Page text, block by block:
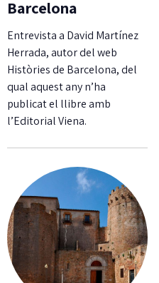
Barcelona
Entrevista a David Martínez
Herrada, autor del web
Històries de Barcelona, del
qual aquest any n’ha
publicat el llibre amb
l’Editorial Viena.